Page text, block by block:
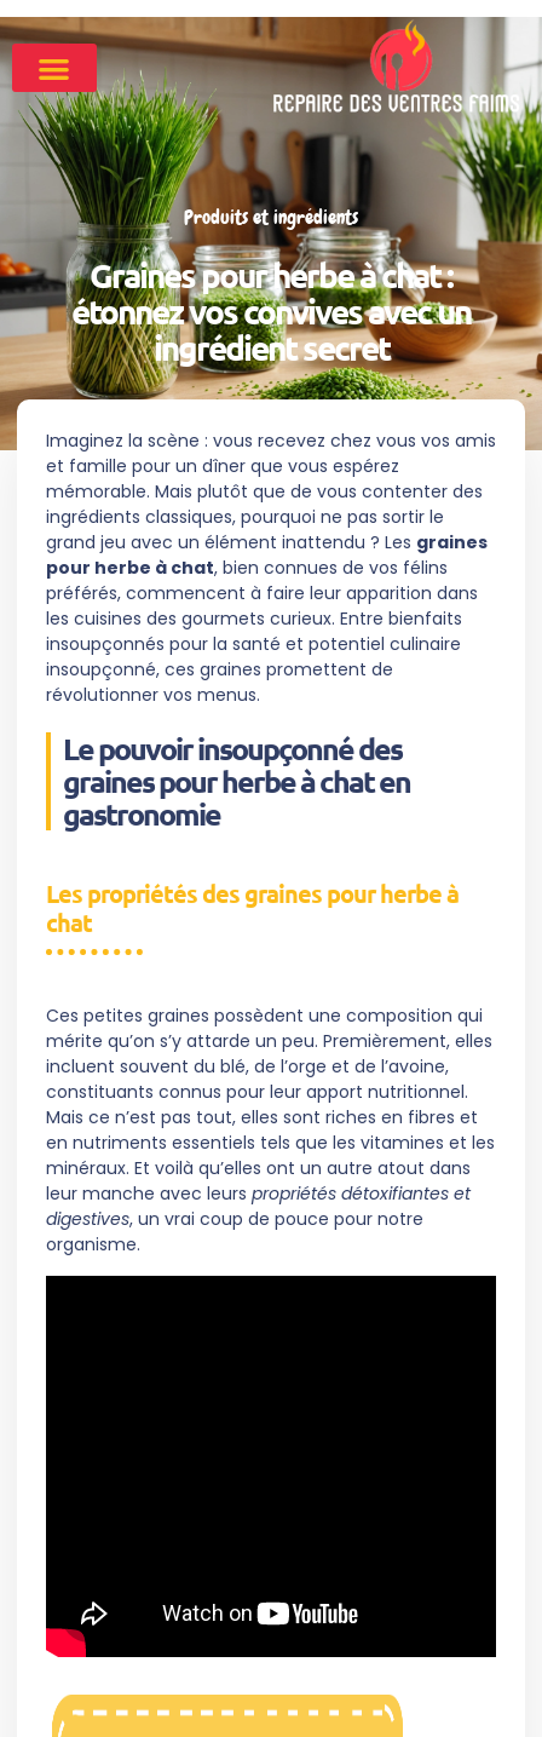
Produits et ingrédients
Graines pour herbe à chat :
étonnez vos convives avec un
ingrédient secret
Imaginez la scène : vous recevez chez vous vos amis
et famille pour un dîner que vous espérez
mémorable. Mais plutôt que de vous contenter des
ingrédients classiques, pourquoi ne pas sortir le
grand jeu avec un élément inattendu ? Les graines
pour herbe à chat, bien connues de vos félins
préférés, commencent à faire leur apparition dans
les cuisines des gourmets curieux. Entre bienfaits
insoupçonnés pour la santé et potentiel culinaire
insoupçonné, ces graines promettent de
révolutionner vos menus.
Le pouvoir insoupçonné des
graines pour herbe à chat en
gastronomie
Les propriétés des graines pour herbe à
chat
Ces petites graines possèdent une composition qui
mérite qu’on s’y attarde un peu. Premièrement, elles
incluent souvent du blé, de l’orge et de l’avoine,
constituants connus pour leur apport nutritionnel.
Mais ce n’est pas tout, elles sont riches en fibres et
en nutriments essentiels tels que les vitamines et les
minéraux. Et voilà qu’elles ont un autre atout dans
leur manche avec leurs propriétés détoxifiantes et
digestives, un vrai coup de pouce pour notre
organisme.